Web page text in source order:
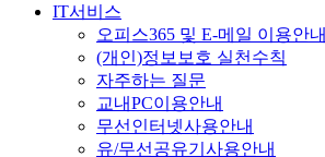
IT서비스
오피스365 및 E-메일 이용안내
(개인)정보보호 실천수칙
자주하는 질문
교내PC이용안내
무선인터넷사용안내
유/무선공유기사용안내